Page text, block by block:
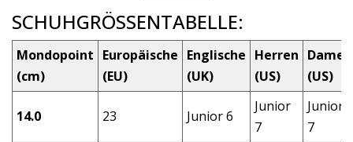
SCHUHGRÖSSENTABELLE:
Mondopoint
(cm)
Europäische
(EU)
Englische
(UK)
Herren
(US)
Damen
(US)
14.0 23 Junior 6
Junior
7
Junior
7